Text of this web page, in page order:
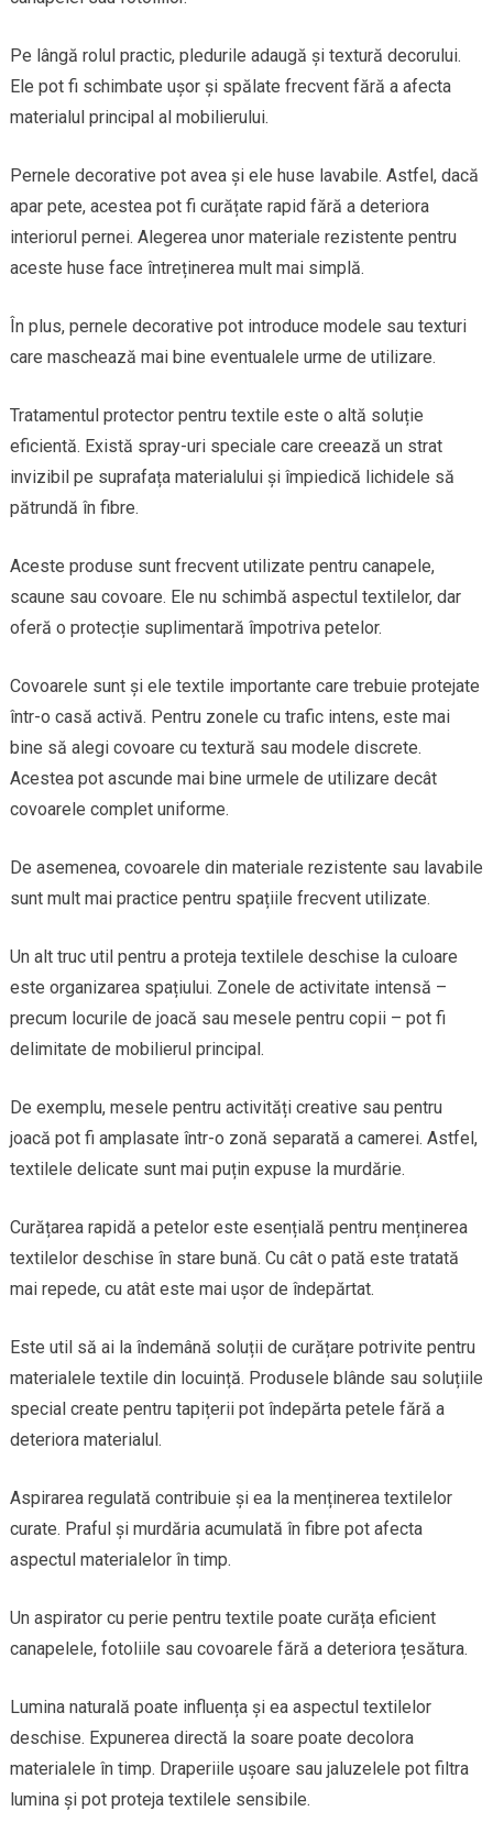
Pe lângă rolul practic, pledurile adaugă și textură decorului.
Ele pot fi schimbate ușor și spălate frecvent fără a afecta
materialul principal al mobilierului.
Pernele decorative pot avea și ele huse lavabile. Astfel, dacă
apar pete, acestea pot fi curățate rapid fără a deteriora
interiorul pernei. Alegerea unor materiale rezistente pentru
aceste huse face întreținerea mult mai simplă.
În plus, pernele decorative pot introduce modele sau texturi
care maschează mai bine eventualele urme de utilizare.
Tratamentul protector pentru textile este o altă soluție
eficientă. Există spray-uri speciale care creează un strat
invizibil pe suprafața materialului și împiedică lichidele să
pătrundă în fibre.
Aceste produse sunt frecvent utilizate pentru canapele,
scaune sau covoare. Ele nu schimbă aspectul textilelor, dar
oferă o protecție suplimentară împotriva petelor.
Covoarele sunt și ele textile importante care trebuie protejate
într-o casă activă. Pentru zonele cu trafic intens, este mai
bine să alegi covoare cu textură sau modele discrete.
Acestea pot ascunde mai bine urmele de utilizare decât
covoarele complet uniforme.
De asemenea, covoarele din materiale rezistente sau lavabile
sunt mult mai practice pentru spațiile frecvent utilizate.
Un alt truc util pentru a proteja textilele deschise la culoare
este organizarea spațiului. Zonele de activitate intensă –
precum locurile de joacă sau mesele pentru copii – pot fi
delimitate de mobilierul principal.
De exemplu, mesele pentru activități creative sau pentru
joacă pot fi amplasate într-o zonă separată a camerei. Astfel,
textilele delicate sunt mai puțin expuse la murdărie.
Curățarea rapidă a petelor este esențială pentru menținerea
textilelor deschise în stare bună. Cu cât o pată este tratată
mai repede, cu atât este mai ușor de îndepărtat.
Este util să ai la îndemână soluții de curățare potrivite pentru
materialele textile din locuință. Produsele blânde sau soluțiile
special create pentru tapițerii pot îndepărta petele fără a
deteriora materialul.
Aspirarea regulată contribuie și ea la menținerea textilelor
curate. Praful și murdăria acumulată în fibre pot afecta
aspectul materialelor în timp.
Un aspirator cu perie pentru textile poate curăța eficient
canapelele, fotoliile sau covoarele fără a deteriora țesătura.
Lumina naturală poate influența și ea aspectul textilelor
deschise. Expunerea directă la soare poate decolora
materialele în timp. Draperiile ușoare sau jaluzelele pot filtra
lumina și pot proteja textilele sensibile.